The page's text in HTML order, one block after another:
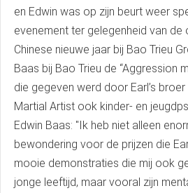
en Edwin was op zijn beurt weer
evenement ter gelegenheid van de
Chinese nieuwe jaar bij Bao Trieu
Baas bij Bao Trieu de “Aggression
die gegeven werd door Earl’s
Martial Artist ook kinder- en
Edwin Baas: "Ik heb niet alleen
bewondering voor de prijzen die
mooie demonstraties die mij ook
jonge leeftijd, maar vooral zijn